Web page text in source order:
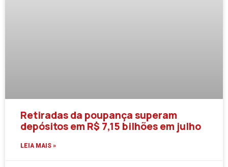
Retiradas da poupança superam
depósitos em R$ 7,15 bilhões em julho
LEIA MAIS »